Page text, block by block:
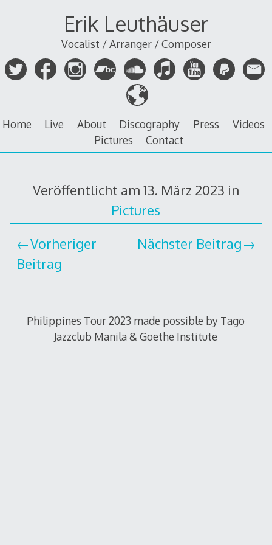
Erik Leuthäuser
Vocalist / Arranger / Composer
Home Live About Discography Press
Videos
Pictures
Contact
Veröffentlicht am 13. März 2023 in
Pictures
Vorheriger
Beitrag
Nächster Beitrag
Philippines Tour 2023 made possible by Tago
Jazzclub Manila & Goethe Institute